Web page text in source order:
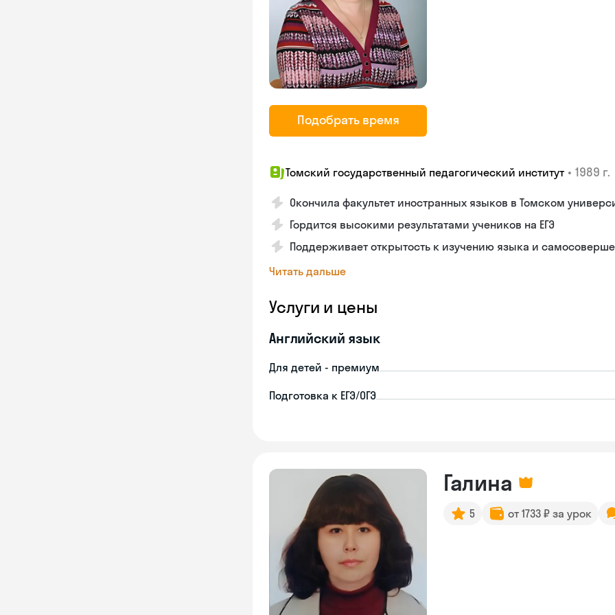
Подобрать время
Томский государственный педагогический институт • 1989 г.
Окончила факультет иностранных языков в Томском
Гордится высокими результатами учеников на ЕГЭ
Поддерживает открытость к изучению языка и
Читать дальше
Услуги и цены
Английский язык
Для детей - премиум
Подготовка к ЕГЭ/ОГЭ
Галина
5 от 1733 ₽ за урок